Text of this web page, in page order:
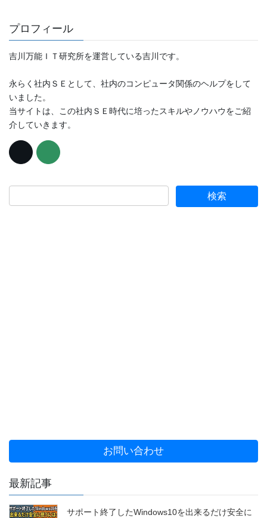
プロフィール
吉川万能ＩＴ研究所を運営している吉川です。
永らく社内ＳＥとして、社内のコンピュータ関係のヘルプをして
いました。
当サイトは、この社内ＳＥ時代に培ったスキルやノウハウをご紹
介していきます。
お問い合わせ
最新記事
サポート終了したWindows10を出来るだけ安全に